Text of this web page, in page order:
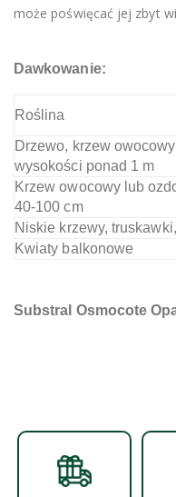
może poświęcać jej zbyt
Dawkowanie:
Roślina
Drzewo, krzew
wysokości ponad 1 m
Krzew owocowy lub
40-100 cm
Niskie krzewy,
Kwiaty balkonowe
Substral Osmocote